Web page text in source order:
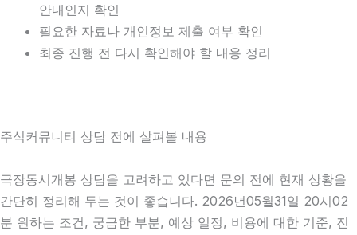
안내인지 확인
필요한 자료나 개인정보 제출 여부 확인
최종 진행 전 다시 확인해야 할 내용 정리
주식커뮤니티 상담 전에 살펴볼 내용
극장동시개봉 상담을 고려하고 있다면 문의 전에 현재 상황을
간단히 정리해 두는 것이 좋습니다. 2026년05월31일 20시02
분 원하는 조건, 궁금한 부분, 예상 일정, 비용에 대한 기준, 진